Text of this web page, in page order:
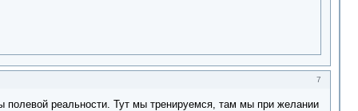
7
реальности. Тут мы тренируемся, там мы при желании